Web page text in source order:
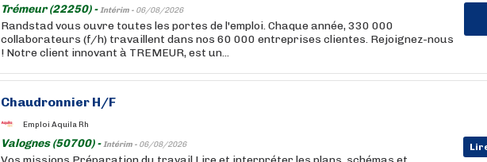
Trémeur (22250) -Intérim - 06/08/2026
Randstad vous ouvre toutes les portes de l'emploi. Chaque année, 330 000
collaborateurs (f/h) travaillent dans nos 60 000 entreprises clientes. Rejoignez-nous
! Notre client innovant à TREMEUR, est un...
Chaudronnier H/F
Emploi Aquila Rh
Valognes (50700) -Intérim - 06/08/2026